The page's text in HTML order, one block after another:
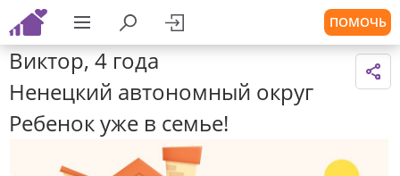
ПОМОЧЬ
Виктор, 4 года
Ненецкий автономный округ
Ребенок уже в семье!